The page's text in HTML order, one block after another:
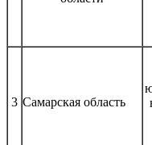
3 Самарская область